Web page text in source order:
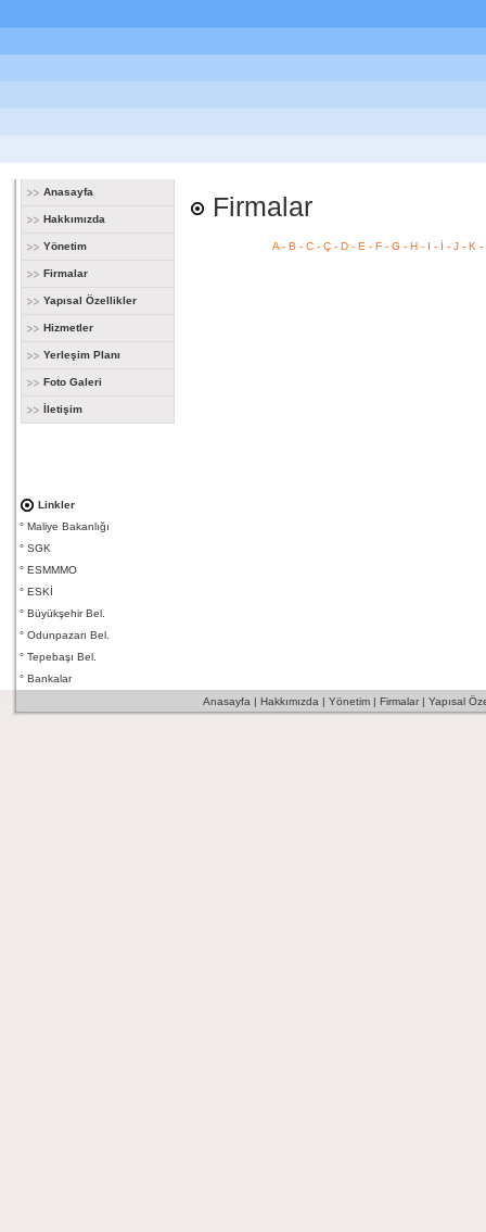
Anasayfa
Hakkımızda
Yönetim
Firmalar
Yapısal Özellikler
Hizmetler
Yerleşim Planı
Foto Galeri
İletişim
Linkler
° Maliye Bakanlığı
° SGK
° ESMMMO
° ESKİ
° Büyükşehir Bel.
° Odunpazarı Bel.
° Tepebaşı Bel.
° Bankalar
Firmalar
A- B - C- Ç- D- E - F- G - H- I - İ - J- K -
Anasayfa | Hakkımızda | Yönetim | Firmalar | Yapısal